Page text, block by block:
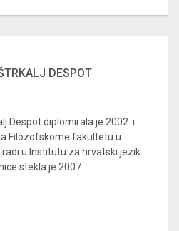
DESPOT
Despot diplomirala je 2002. i
Filozofskome fakultetu u
u Institutu za hrvatski jezik.
stekla je 2007....